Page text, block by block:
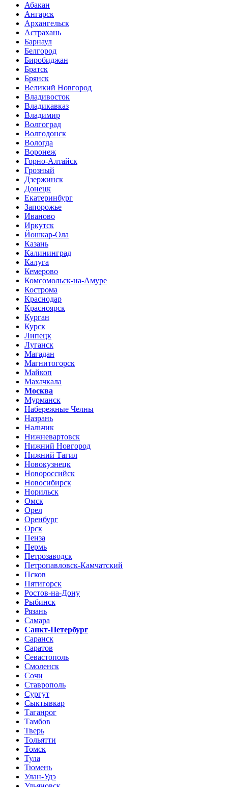
Абакан
Ангарск
Архангельск
Астрахань
Барнаул
Белгород
Биробиджан
Братск
Брянск
Великий Новгород
Владивосток
Владикавказ
Владимир
Волгоград
Волгодонск
Вологда
Воронеж
Горно-Алтайск
Грозный
Дзержинск
Донецк
Екатеринбург
Запорожье
Иваново
Иркутск
Йошкар-Ола
Казань
Калининград
Калуга
Кемерово
Комсомольск-на-Амуре
Кострома
Краснодар
Красноярск
Курган
Курск
Липецк
Луганск
Магадан
Магнитогорск
Майкоп
Махачкала
Москва
Мурманск
Набережные Челны
Назрань
Нальчик
Нижневартовск
Нижний Новгород
Нижний Тагил
Новокузнецк
Новороссийск
Новосибирск
Норильск
Омск
Орел
Оренбург
Орск
Пенза
Пермь
Петрозаводск
Петропавловск-Камчатский
Псков
Пятигорск
Ростов-на-Дону
Рыбинск
Рязань
Самара
Санкт-Петербург
Саранск
Саратов
Севастополь
Смоленск
Сочи
Ставрополь
Сургут
Сыктывкар
Таганрог
Тамбов
Тверь
Тольятти
Томск
Тула
Тюмень
Улан-Удэ